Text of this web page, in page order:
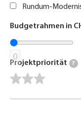
Rundum-
Budgetrahmen in
0
Projektpriorität ?